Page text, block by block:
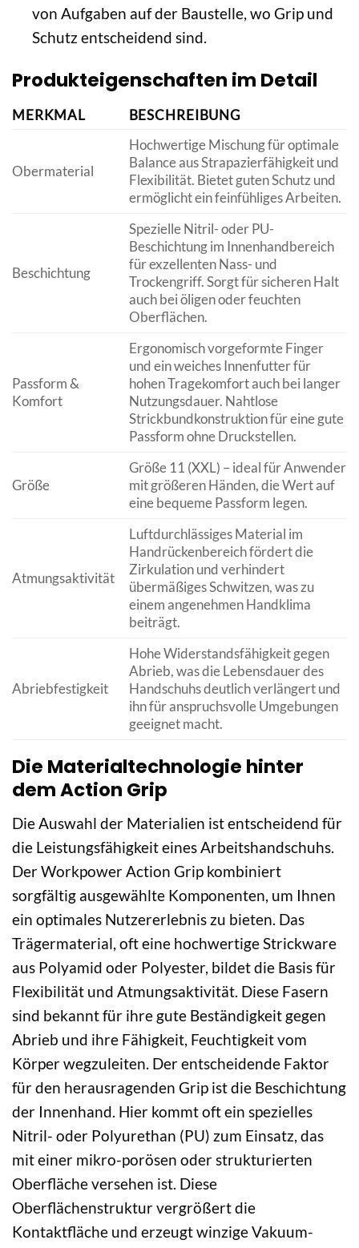
von Aufgaben auf der Baustelle, wo Grip und
Schutz entscheidend sind.
Produkteigenschaften im Detail
MERKMAL BESCHREIBUNG
Obermaterial
Hochwertige Mischung für optimale
Balance aus Strapazierfähigkeit und
Flexibilität. Bietet guten Schutz und
ermöglicht ein feinfühliges Arbeiten.
Beschichtung
Spezielle Nitril- oder PU-
Beschichtung im Innenhandbereich
für exzellenten Nass- und
Trockengriff. Sorgt für sicheren Halt
auch bei öligen oder feuchten
Oberflächen.
Passform &
Komfort
Ergonomisch vorgeformte Finger
und ein weiches Innenfutter für
hohen Tragekomfort auch bei langer
Nutzungsdauer. Nahtlose
Strickbundkonstruktion für eine gute
Passform ohne Druckstellen.
Größe
Größe 11 (XXL) – ideal für Anwender
mit größeren Händen, die Wert auf
eine bequeme Passform legen.
Atmungsaktivität
Luftdurchlässiges Material im
Handrückenbereich fördert die
Zirkulation und verhindert
übermäßiges Schwitzen, was zu
einem angenehmen Handklima
beiträgt.
Abriebfestigkeit
Hohe Widerstandsfähigkeit gegen
Abrieb, was die Lebensdauer des
Handschuhs deutlich verlängert und
ihn für anspruchsvolle Umgebungen
geeignet macht.
Die Materialtechnologie hinter
dem Action Grip
Die Auswahl der Materialien ist entscheidend für
die Leistungsfähigkeit eines Arbeitshandschuhs.
Der Workpower Action Grip kombiniert
sorgfältig ausgewählte Komponenten, um Ihnen
ein optimales Nutzererlebnis zu bieten. Das
Trägermaterial, oft eine hochwertige Strickware
aus Polyamid oder Polyester, bildet die Basis für
Flexibilität und Atmungsaktivität. Diese Fasern
sind bekannt für ihre gute Beständigkeit gegen
Abrieb und ihre Fähigkeit, Feuchtigkeit vom
Körper wegzuleiten. Der entscheidende Faktor
für den herausragenden Grip ist die Beschichtung
der Innenhand. Hier kommt oft ein spezielles
Nitril- oder Polyurethan (PU) zum Einsatz, das
mit einer mikro-porösen oder strukturierten
Oberfläche versehen ist. Diese
Oberflächenstruktur vergrößert die
Kontaktfläche und erzeugt winzige Vakuum-